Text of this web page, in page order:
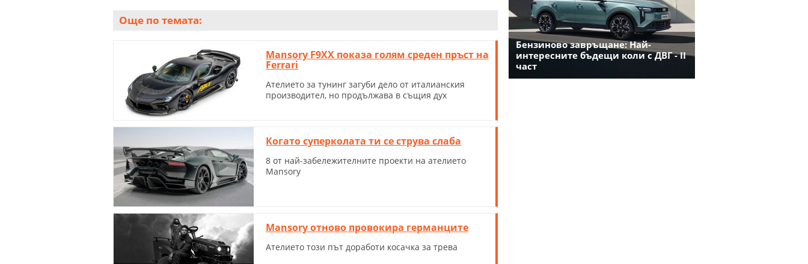
Още по темата:
Mansory F9XX показа голям среден пръст на
Ferrari
Ателието за тунинг загуби дело от италианския
производител, но продължава в същия дух
Когато суперколата ти се струва слаба
8 от най-забележителните проекти на ателието
Mansory
Mansory отново провокира германците
Ателието този път доработи косачка за трева
Бензиново завръщане: Най-
интересните бъдещи коли с ДВГ - II
част